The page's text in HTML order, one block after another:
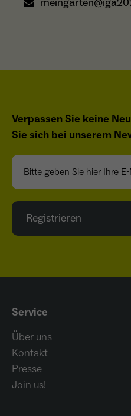
Verpassen Sie keine
Sie sich bei unserem
Bitte geben Sie hier Ihre E-
Registrieren
Service
Über uns
Kontakt
Presse
Join us!